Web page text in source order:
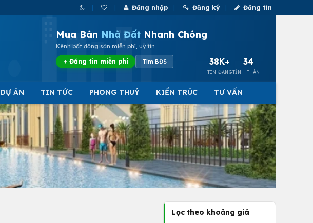
Đăng nhập Đăng ký Đăng tin
Mua Bán Nhà Đất Nhanh Chóng
Kênh bất động sản miễn phí, uy tín
+ Đăng tin miễn phí Tìm BĐS 38K+
TIN ĐĂNG
34
TỈNH THÀNH
DỰ ÁN TIN TỨC PHONG THUỶ KIẾN TRÚC TƯ VẤN
Lọc theo khoảng giá